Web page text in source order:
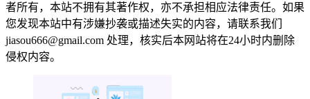
者所有，本站不拥有其著作权，亦不承担相应法律责任。如果
您发现本站中有涉嫌抄袭或描述失实的内容，请联系我们
jiasou666@gmail.com 处理，核实后本网站将在24小时内删除
侵权内容。